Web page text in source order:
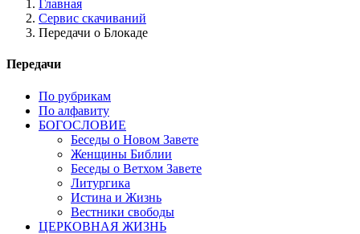
Главная
Сервис скачиваний
Передачи о Блокаде
Передачи
По рубрикам
По алфавиту
БОГОСЛОВИЕ
Беседы о Новом Завете
Женщины Библии
Беседы о Ветхом Завете
Литургика
Истина и Жизнь
Вестники свободы
ЦЕРКОВНАЯ ЖИЗНЬ